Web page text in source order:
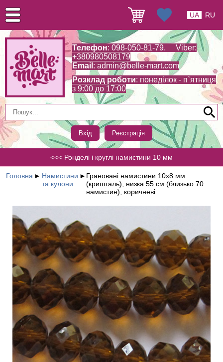
Телефон: 098-050-81-79. Viber:
+380980508179
Email : admin@belle-mart.com
Розклад роботи: понеділок - п`ятниця
з 9:00 до 17:00
Вхід Реєстрація
UA RU
<<< Ронделі і круглі намистини 10 мм
Головна ► Намистини
та кулони
► Грановані намистини 10х8 мм
(кришталь), низка 55 см (близько 70
намистин), коричневі